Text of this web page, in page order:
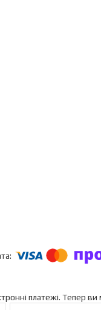
платежі. Тепер